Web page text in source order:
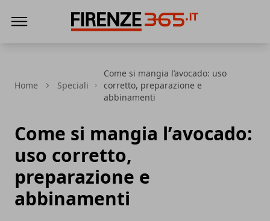
Home Speciali
Come si mangia l’avocado: uso
corretto, preparazione e
abbinamenti
Come si mangia l’avocado:
uso corretto,
preparazione e
abbinamenti